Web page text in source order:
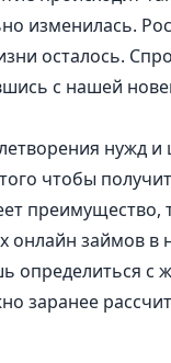
изменилась.
осталось.
с нашей
чтобы
онлайн займов в
определиться
заранее